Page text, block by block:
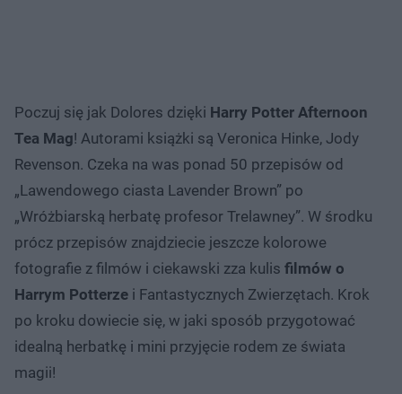
Poczuj się jak Dolores dzięki Harry Potter Afternoon
Tea Mag! Autorami książki są Veronica Hinke, Jody
Revenson. Czeka na was ponad 50 przepisów od
„Lawendowego ciasta Lavender Brown” po
„Wróżbiarską herbatę profesor Trelawney”. W środku
prócz przepisów znajdziecie jeszcze kolorowe
fotografie z filmów i ciekawski zza kulis filmów o
Harrym Potterze i Fantastycznych Zwierzętach. Krok
po kroku dowiecie się, w jaki sposób przygotować
idealną herbatkę i mini przyjęcie rodem ze świata
magii!